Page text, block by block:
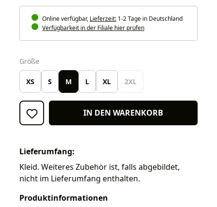
Online verfügbar, Lieferzeit: 1-2 Tage in Deutschland
Verfügbarkeit in der Filiale hier prüfen
Größe
XS S M L XL 2XL
IN DEN WARENKORB
Lieferumfang:
Kleid. Weiteres Zubehör ist, falls abgebildet,
nicht im Lieferumfang enthalten.
Produktinformationen